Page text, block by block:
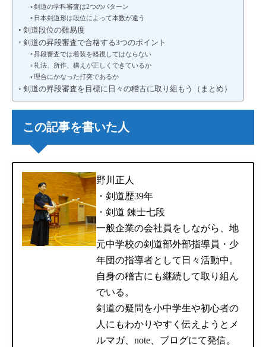
剣道の学科審査は2つのパターン
日本剣道形は段位によって本数が違う
剣道段位の難易度
剣道の昇段審査で合格する3つのポイント
昇段審査では着装を軽視してはならない
礼法、所作、構えが正しくできているか
理合にかなった打突であるか
剣道の昇段審査を目標に日々の稽古に取り組もう（まとめ）
この記事を書いた人
野川正人
・剣道歴39年
・剣道 錬士七段
一般企業の会社員をしながら、地
元中学校の剣道部外部指導員・少
年団の指導者として日々活動中。
自身の稽古にも継続して取り組ん
でいる。
剣道の疑問を小中学生や初心者の
人にもわかりやすく伝えようとメ
ルマガ、note、ブログにて発信。